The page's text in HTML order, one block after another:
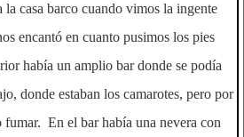
la casa barco cuando vimos la ingente
encantó en cuanto pusimos los pies
había un amplio bar donde se podía
donde estaban los camarotes, pero por
fumar. En el bar había una nevera con